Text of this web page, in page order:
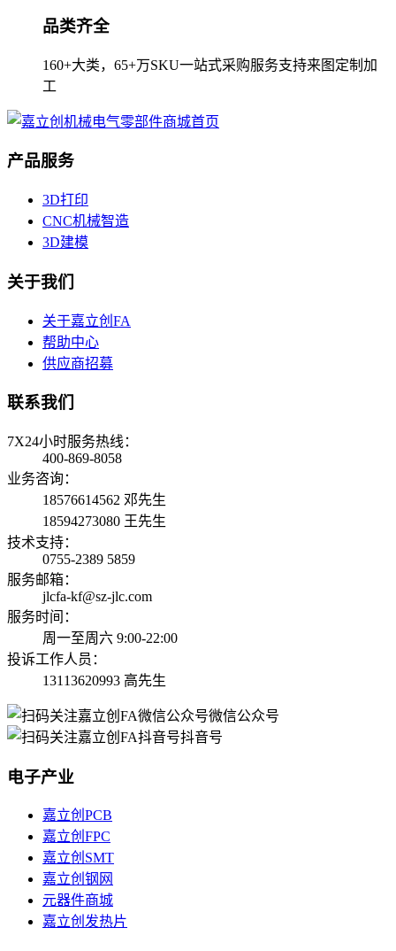
品类齐全
160+大类，65+万SKU一站式采购服务支持来图定制加
工
产品服务
3D打印
CNC机械智造
3D建模
关于我们
关于嘉立创FA
帮助中心
供应商招募
联系我们
7X24小时服务热线：
400-869-8058
业务咨询：
18576614562 邓先生
18594273080 王先生
技术支持：
0755-2389 5859
服务邮箱：
jlcfa-kf@sz-jlc.com
服务时间：
周一至周六 9:00-22:00
投诉工作人员：
13113620993 高先生
微信公众号
抖音号
电子产业
嘉立创PCB
嘉立创FPC
嘉立创SMT
嘉立创钢网
元器件商城
嘉立创发热片